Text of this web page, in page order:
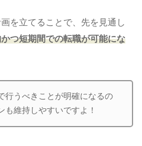
を立てることで、先を見通し
つ短期間での転職が可能にな
行うべきことが明確になるの
も維持しやすいですよ！